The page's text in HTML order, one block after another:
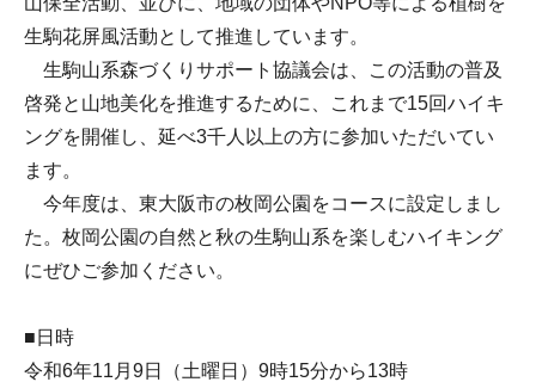
生駒花屏風活動として推進しています。
生駒山系森づくりサポート協議会は、この活動の普及
啓発と山地美化を推進するために、これまで15回ハイキ
ングを開催し、延べ3千人以上の方に参加いただいてい
ます。
今年度は、東大阪市の枚岡公園をコースに設定しまし
た。枚岡公園の自然と秋の生駒山系を楽しむハイキング
にぜひご参加ください。
■日時
令和6年11月9日（土曜日）9時15分から13時